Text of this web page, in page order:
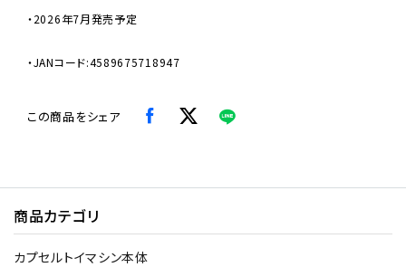
・2026年7月発売予定
・JANコード:4589675718947
この商品をシェア
商品カテゴリ
カプセルトイマシン本体